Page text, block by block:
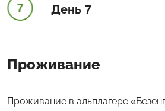
7 День 7
Проживание
Проживание в альплагере